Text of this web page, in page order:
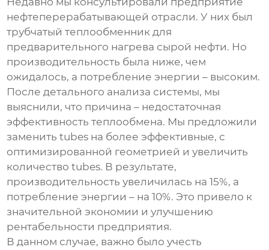
нефтеперерабатывающей отрасли. У них был
трубчатый теплообменник для
предварительного нагрева сырой нефти. Но
производительность была ниже, чем
ожидалось, а потребление энергии – высоким.
После детального анализа системы, мы
выяснили, что причина – недостаточная
эффективность теплообмена. Мы предложили
заменить tubes на более эффективные, с
оптимизированной геометрией и увеличить
количество tubes. В результате,
производительность увеличилась на 15%, а
потребление энергии – на 10%. Это привело к
значительной экономии и улучшению
рентабельности предприятия.
В данном случае, важно было учесть